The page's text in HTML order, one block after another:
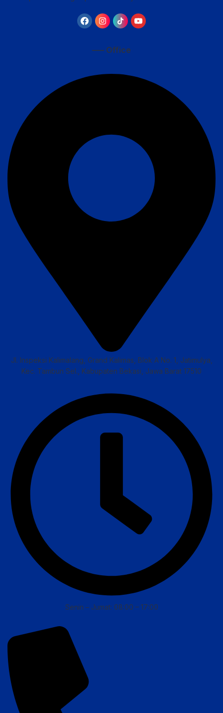
—– Office
Jl. Inspeksi Kalimalang, Grand Kalimas, Blok A No. 1, Jatimulya,
Kec. Tambun Sel., Kabupaten Bekasi, Jawa Barat 17510
Senin – Jumat: 08:00 – 17:00